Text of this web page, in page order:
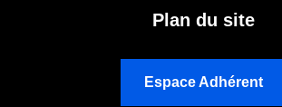
Plan du site
Espace Adhérent